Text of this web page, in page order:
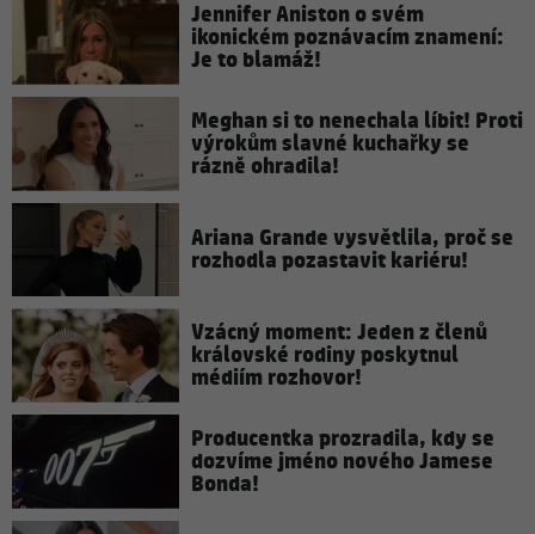
Jennifer Aniston o svém
ikonickém poznávacím znamení:
Je to blamáž!
Meghan si to nenechala líbit! Proti
výrokům slavné kuchařky se
rázně ohradila!
Ariana Grande vysvětlila, proč se
rozhodla pozastavit kariéru!
Vzácný moment: Jeden z členů
královské rodiny poskytnul
médiím rozhovor!
Producentka prozradila, kdy se
dozvíme jméno nového Jamese
Bonda!